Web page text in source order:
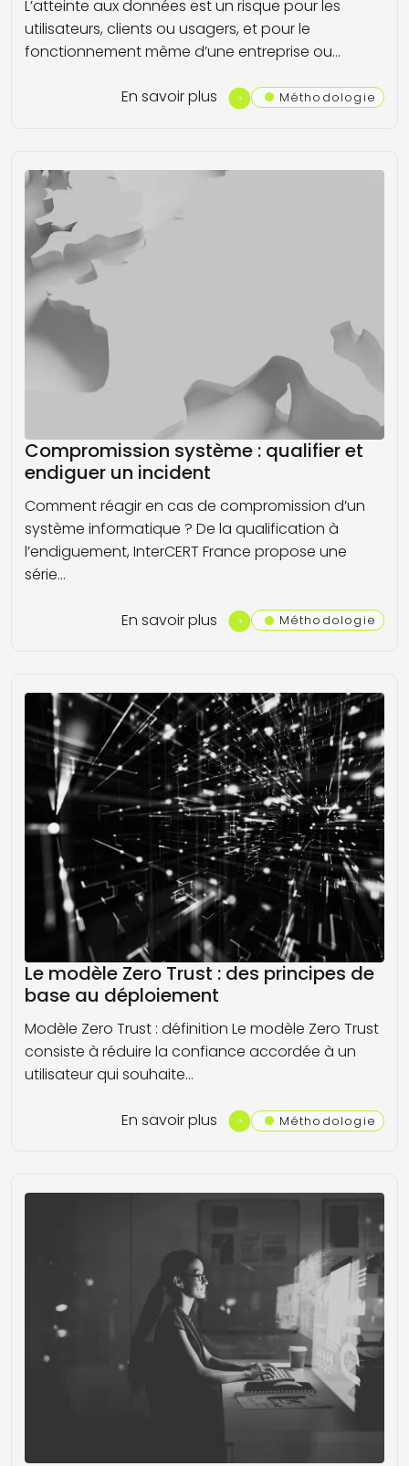
L’atteinte aux données est un risque pour les
utilisateurs, clients ou usagers, et pour le
fonctionnement même d’une entreprise ou…
En savoir plus Méthodologie
Compromission système : qualifier et
endiguer un incident
Comment réagir en cas de compromission d’un
système informatique ? De la qualification à
l’endiguement, InterCERT France propose une
série…
En savoir plus Méthodologie
Le modèle Zero Trust : des principes de
base au déploiement
Modèle Zero Trust : définition Le modèle Zero Trust
consiste à réduire la confiance accordée à un
utilisateur qui souhaite…
En savoir plus Méthodologie